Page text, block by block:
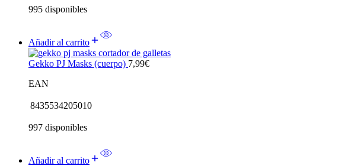
995 disponibles
Añadir al carrito
Gekko PJ Masks (cuerpo) 7,99€
EAN
8435534205010
997 disponibles
Añadir al carrito